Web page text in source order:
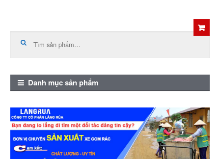
navigation
content
kiếm:
Danh mục sản phẩm